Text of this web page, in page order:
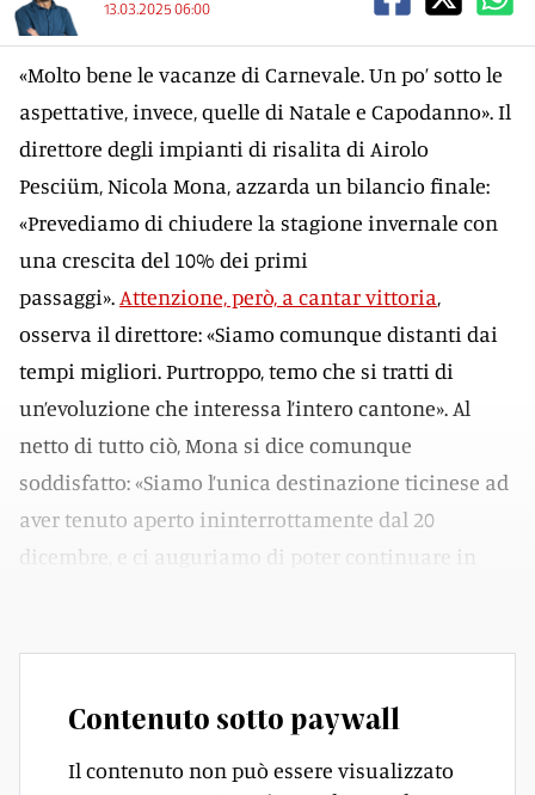
13.03.2025 06:00
«Molto bene le vacanze di Carnevale. Un po’ sotto le
aspettative, invece, quelle di Natale e Capodanno». Il
direttore degli impianti di risalita di Airolo
Pesciüm, Nicola Mona, azzarda un bilancio finale:
«Prevediamo di chiudere la stagione invernale con
una crescita del 10% dei primi
passaggi». Attenzione, però, a cantar vittoria,
osserva il direttore: «Siamo comunque distanti dai
tempi migliori. Purtroppo, temo che si tratti di
un’evoluzione che interessa l’intero cantone». Al
netto di tutto ciò, Mona si dice comunque
soddisfatto: «Siamo l’unica destinazione ticinese ad
aver tenuto aperto ininterrottamente dal 20
dicembre, e ci auguriamo di poter continuare in
Contenuto sotto paywall
Il contenuto non può essere visualizzato